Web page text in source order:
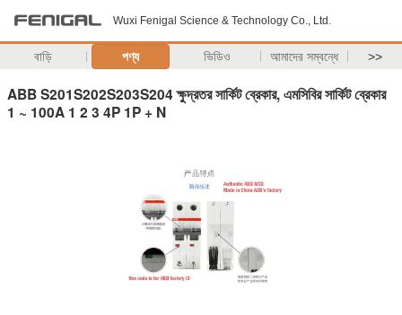
Wuxi Fenigal Science & Technology Co., Ltd.
বাড়ি পণ্য ভিডিও আমাদের সম্বন্ধে >>
ABB S201S202S203S204 ক্ষুদ্রতর সার্কিট ব্রেকার, এমসিবির সার্কিট ব্রেকার
1 ~ 100A 1 2 3 4P 1P + N